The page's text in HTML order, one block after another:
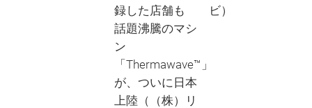
録した店舗も
話題沸騰のマシ
ン
「Thermawave™」
が、ついに日本
上陸（（株）リ
ビ）